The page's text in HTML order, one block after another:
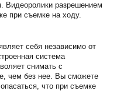
Видеоролики разрешением
при съемке на ходу.
себя независимо от
система
снимать с
чем без нее. Вы сможете
что при съемке